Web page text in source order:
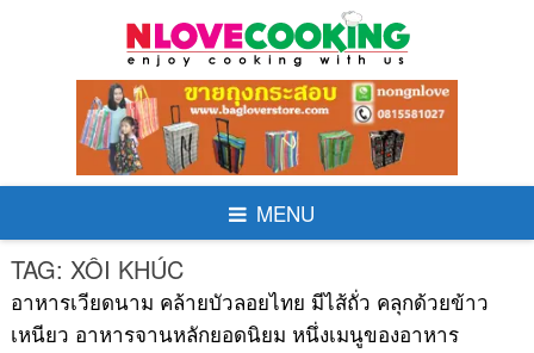
MENU
TAG: XÔI KHÚC
อาหารเวียดนาม คล้ายบัวลอยไทย มีไส้ถั่ว คลุกด้วยข้าว
เหนียว อาหารจานหลักยอดนิยม หนึ่งเมนูของอาหาร